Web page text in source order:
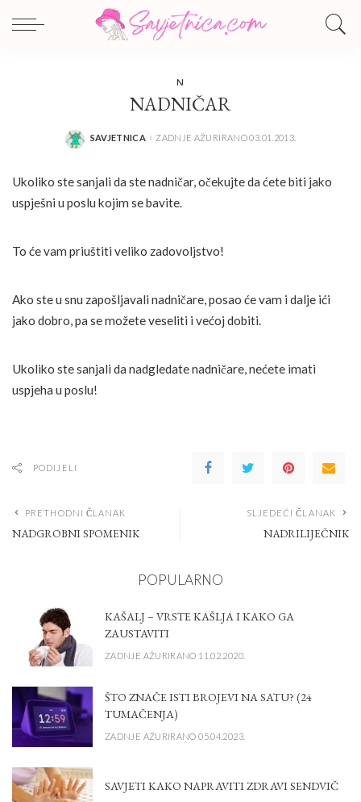
N
NADNIČAR
POSTED
SAVJETNICA ZADNJE AŽURIRANO 03.01.2013.
Ukoliko ste sanjali da ste nadničar, očekujte da ćete biti jako
uspješni u poslu kojim se bavite.
To će vam priuštiti veliko zadovoljstvo!
Ako ste u snu zapošljavali nadničare, posao će vam i dalje ići
jako dobro, pa se možete veseliti i većoj dobiti.
Ukoliko ste sanjali da nadgledate nadničare, nećete imati
uspjeha u poslu!
PODIJELI
PRETHODNI ČLANAK
NADGROBNI SPOMENIK
SLJEDEĆI ČLANAK
NADRILIJEČNIK
POPULARNO
KAŠALJ – VRSTE KAŠLJA I KAKO GA
ZAUSTAVITI
ZADNJE AŽURIRANO 11.02.2020.
ŠTO ZNAČE ISTI BROJEVI NA SATU? (24
TUMAČENJA)
ZADNJE AŽURIRANO 05.04.2023.
SAVJETI KAKO NAPRAVITI ZDRAVI SENDVIČ